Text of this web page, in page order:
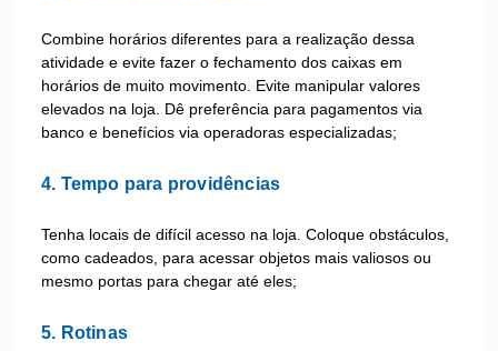
Combine horários diferentes para a realização dessa
atividade e evite fazer o fechamento dos caixas em
horários de muito movimento. Evite manipular valores
elevados na loja. Dê preferência para pagamentos via
banco e benefícios via operadoras especializadas;
4. Tempo para providências
Tenha locais de difícil acesso na loja. Coloque obstáculos,
como cadeados, para acessar objetos mais valiosos ou
mesmo portas para chegar até eles;
5. Rotinas